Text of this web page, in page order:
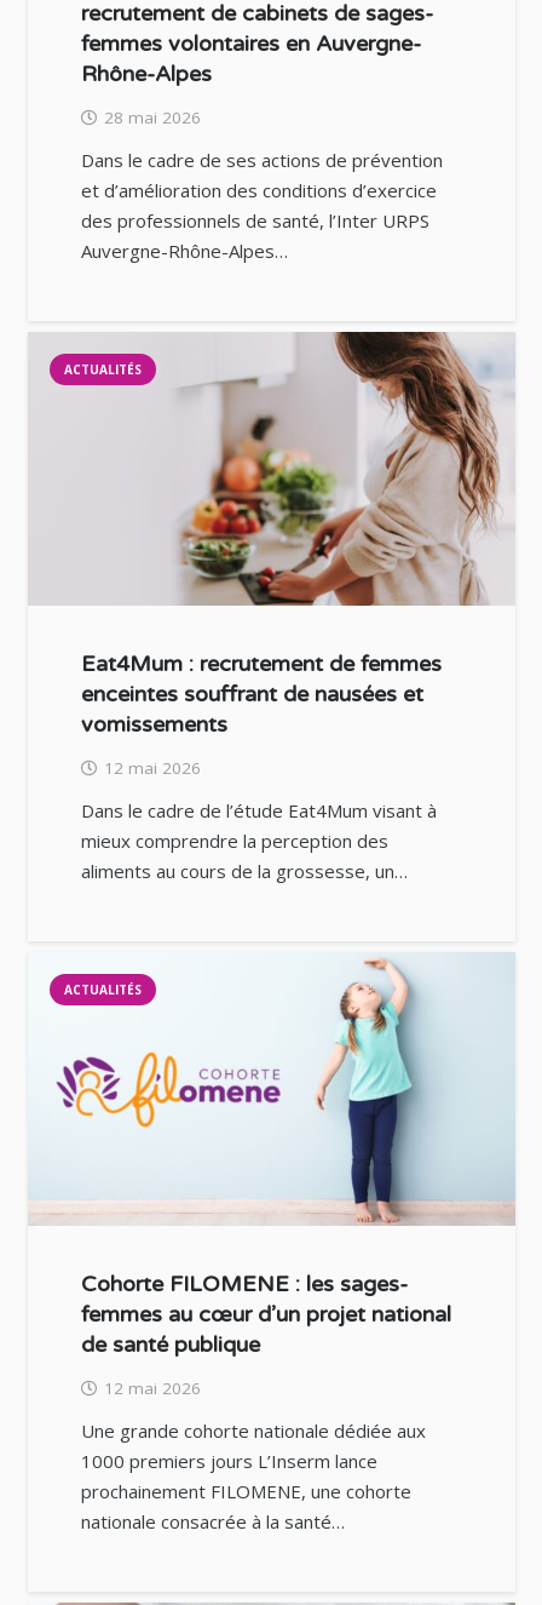
recrutement de cabinets de sages-
femmes volontaires en Auvergne-
Rhône-Alpes
28 mai 2026
Dans le cadre de ses actions de prévention
et d’amélioration des conditions d’exercice
des professionnels de santé, l’Inter URPS
Auvergne-Rhône-Alpes…
ACTUALITÉS
Eat4Mum : recrutement de femmes
enceintes souffrant de nausées et
vomissements
12 mai 2026
Dans le cadre de l’étude Eat4Mum visant à
mieux comprendre la perception des
aliments au cours de la grossesse, un…
ACTUALITÉS
Cohorte FILOMENE : les sages-
femmes au cœur d’un projet national
de santé publique
12 mai 2026
Une grande cohorte nationale dédiée aux
1000 premiers jours L’Inserm lance
prochainement FILOMENE, une cohorte
nationale consacrée à la santé…